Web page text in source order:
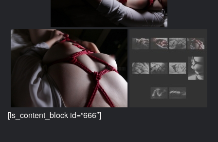
[ls_content_block id=”666″]